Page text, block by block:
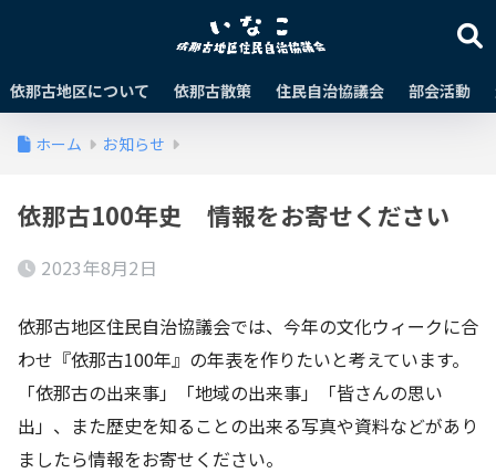
依那古地区について 依那古散策 住民自治協議会 部会活動
ホーム お知らせ
依那古100年史 情報をお寄せください
2023年8月2日
依那古地区住民自治協議会では、今年の文化ウィークに合
わせ『依那古100年』の年表を作りたいと考えています。
「依那古の出来事」「地域の出来事」「皆さんの思い
出」、また歴史を知ることの出来る写真や資料などがあり
ましたら情報をお寄せください。